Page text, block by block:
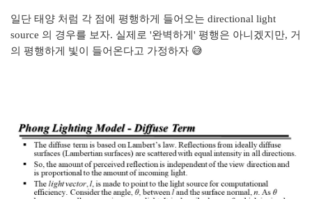
일단 태양 처럼 각 점에 평행하게 들어오는 directional light
source 의 경우를 보자. 실제로 '완벽하게' 평행은 아니겠지만, 거
의 평행하게 빛이 들어온다고 가정하자 😅